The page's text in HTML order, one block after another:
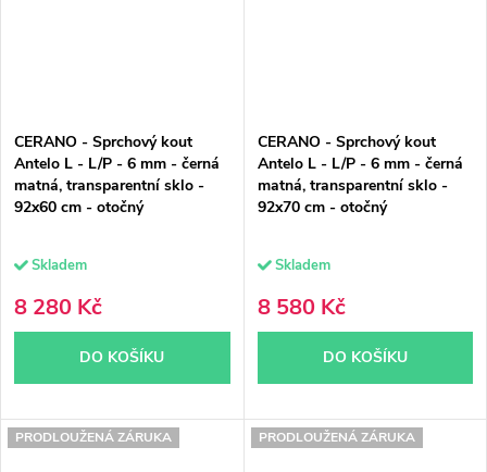
CERANO - Sprchový kout
Antelo L - L/P - 6 mm - černá
matná, transparentní sklo -
92x60 cm - otočný
Skladem
8 280 Kč
DO KOŠÍKU
CERANO - Sprchový kout
Antelo L - L/P - 6 mm - černá
matná, transparentní sklo -
92x70 cm - otočný
Skladem
8 580 Kč
DO KOŠÍKU
PRODLOUŽENÁ ZÁRUKA PRODLOUŽENÁ ZÁRUKA